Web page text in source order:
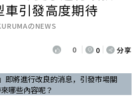
車引發高度期待
のNEWS
0 0 分享
將進行改良的消息，引發市場關
哪些內容呢？